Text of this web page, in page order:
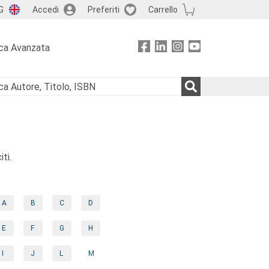
Accedi Preferiti Carrello
Avanzata
A B C D
E F G H
J L M